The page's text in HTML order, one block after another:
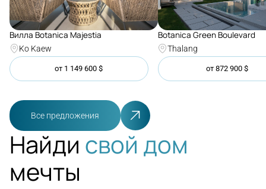
Вилла Botanica Majestia
Ko Kaew
от 1 149 600 $
Botanica Green Boulevard
Thalang
от 872 900 $
Все предложения
Найди свой дом
мечты